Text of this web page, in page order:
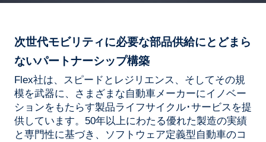
次世代モビリティに必要な部品供給にとどまら
ないパートナーシップ構築
Flex社は、スピードとレジリエンス、そしてその規
模を武器に、さまざまな自動車メーカーにイノベー
ションをもたらす製品ライフサイクル･サービスを提
供しています。50年以上にわたる優れた製造の実績
と専門性に基づき、ソフトウェア定義型自動車のコ